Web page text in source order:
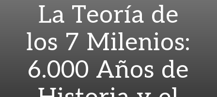
La Teoría de
los 7 Milenios:
6.000 Años de